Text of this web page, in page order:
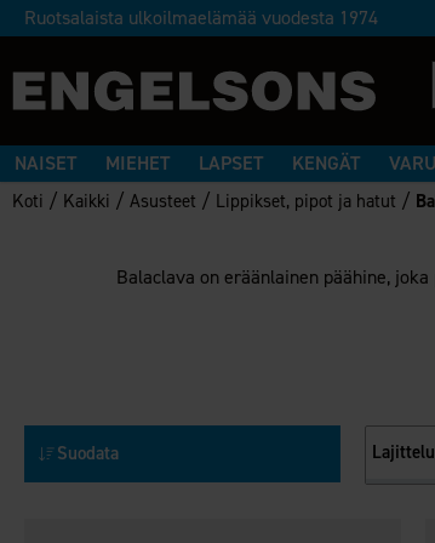
Ruotsalaista ulkoilmaelämää vuodesta 1974
NAISET MIEHET LAPSET KENGÄT
Koti / Kaikki /Asusteet / Lippikset, pipot ja hatut /
Balaclava on eräänlainen päähine,
Suodata Lajittelu